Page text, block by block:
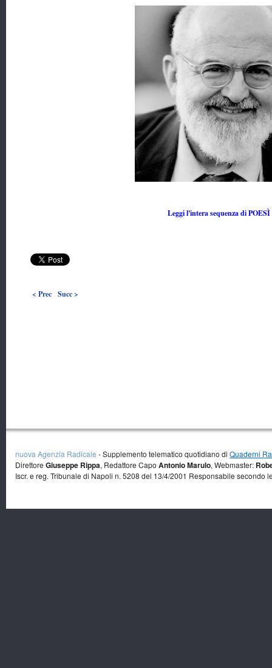
Leggi l'intera sequenza di POESÌ
< Prec Succ >
nuova Agenzia Radicale - Supplemento telematico quotidiano di Quaderni
Direttore Giuseppe Rippa, Redattore Capo Antonio Marulo, Webmaster:
Iscr. e reg. Tribunale di Napoli n. 5208 del 13/4/2001 Responsabile secondo